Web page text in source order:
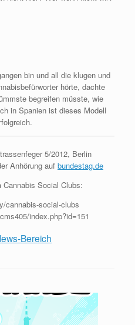
bin und all die klugen und
hörte, dachte
begreifen müsste, wie
in Spanien ist dieses Modell
5/2012, Berlin
Anhörung auf bundestag.de
Social Clubs:
cannabis-social-clubs
index.php?id=151
Bereich